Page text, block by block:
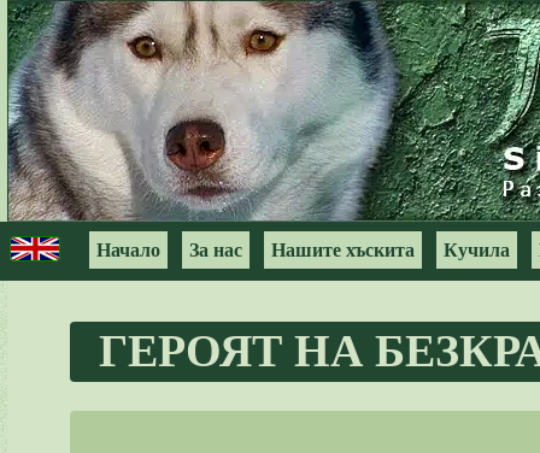
Начало За нас Нашите хъскита Кучила
ГЕРОЯТ НА